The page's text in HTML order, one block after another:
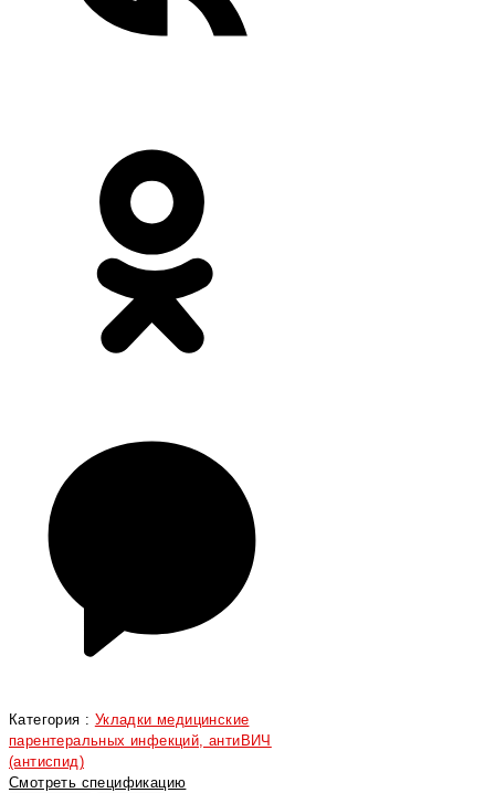
Категория : Укладки медицинские
парентеральных инфекций, антиВИЧ
(антиспид)
Смотреть спецификацию